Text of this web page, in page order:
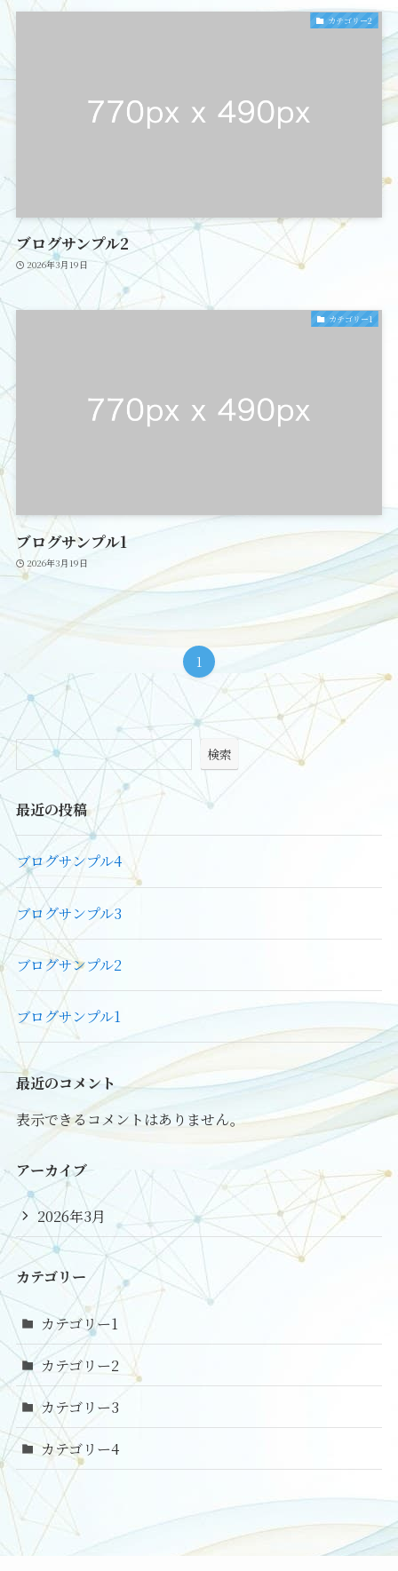
カテゴリー2
ブログサンプル2
2026年3月19日
カテゴリー1
ブログサンプル1
2026年3月19日
1
検索
最近の投稿
ブログサンプル4
ブログサンプル3
ブログサンプル2
ブログサンプル1
最近のコメント
表示できるコメントはありません。
アーカイブ
2026年3月
カテゴリー
カテゴリー1
カテゴリー2
カテゴリー3
カテゴリー4